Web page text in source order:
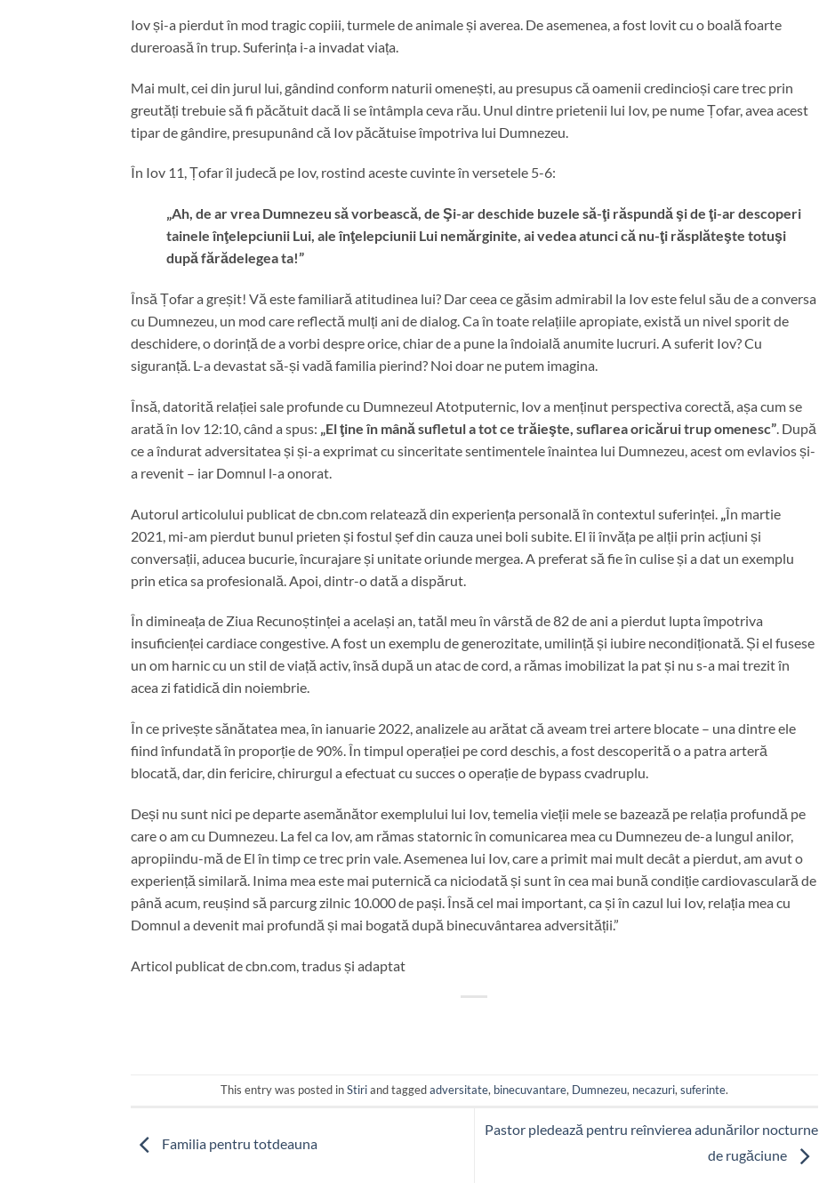
Iov și-a pierdut în mod tragic copiii, turmele de animale și averea. De asemenea, a fost lovit cu o boală foarte
dureroasă în trup. Suferința i-a invadat viața.
Mai mult, cei din jurul lui, gândind conform naturii omenești, au presupus că oamenii credincioși care trec prin
greutăți trebuie să fi păcătuit dacă li se întâmpla ceva rău. Unul dintre prietenii lui Iov, pe nume Țofar, avea acest
tipar de gândire, presupunând că Iov păcătuise împotriva lui Dumnezeu.
În Iov 11, Țofar îl judecă pe Iov, rostind aceste cuvinte în versetele 5-6:
„Ah, de ar vrea Dumnezeu să vorbească, de Şi-ar deschide buzele să-ţi răspundă şi de ţi-ar descoperi
tainele înţelepciunii Lui, ale înţelepciunii Lui nemărginite, ai vedea atunci că nu-ţi răsplăteşte totuşi
după fărădelegea ta!”
Însă Țofar a greșit! Vă este familiară atitudinea lui? Dar ceea ce găsim admirabil la Iov este felul său de a conversa
cu Dumnezeu, un mod care reflectă mulți ani de dialog. Ca în toate relațiile apropiate, există un nivel sporit de
deschidere, o dorință de a vorbi despre orice, chiar de a pune la îndoială anumite lucruri. A suferit Iov? Cu
siguranță. L-a devastat să-și vadă familia pierind? Noi doar ne putem imagina.
Însă, datorită relației sale profunde cu Dumnezeul Atotputernic, Iov a menținut perspectiva corectă, așa cum se
arată în Iov 12:10, când a spus: „El ţine în mână sufletul a tot ce trăieşte, suflarea oricărui trup omenesc” . După
ce a îndurat adversitatea și și-a exprimat cu sinceritate sentimentele înaintea lui Dumnezeu, acest om evlavios și-
a revenit – iar Domnul l-a onorat.
Autorul articolului publicat de cbn.com relatează din experiența personală în contextul suferinței. „În martie
2021, mi-am pierdut bunul prieten și fostul șef din cauza unei boli subite. El îi învăța pe alții prin acțiuni și
conversații, aducea bucurie, încurajare și unitate oriunde mergea. A preferat să fie în culise și a dat un exemplu
prin etica sa profesională. Apoi, dintr-o dată a dispărut.
În dimineața de Ziua Recunoștinței a același an, tatăl meu în vârstă de 82 de ani a pierdut lupta împotriva
insuficienței cardiace congestive. A fost un exemplu de generozitate, umilință și iubire necondiționată. Și el fusese
un om harnic cu un stil de viață activ, însă după un atac de cord, a rămas imobilizat la pat și nu s-a mai trezit în
acea zi fatidică din noiembrie.
În ce privește sănătatea mea, în ianuarie 2022, analizele au arătat că aveam trei artere blocate – una dintre ele
fiind înfundată în proporție de 90%. În timpul operației pe cord deschis, a fost descoperită o a patra arteră
blocată, dar, din fericire, chirurgul a efectuat cu succes o operație de bypass cvadruplu.
Deși nu sunt nici pe departe asemănător exemplului lui Iov, temelia vieții mele se bazează pe relația profundă pe
care o am cu Dumnezeu. La fel ca Iov, am rămas statornic în comunicarea mea cu Dumnezeu de-a lungul anilor,
apropiindu-mă de El în timp ce trec prin vale. Asemenea lui Iov, care a primit mai mult decât a pierdut, am avut o
experiență similară. Inima mea este mai puternică ca niciodată și sunt în cea mai bună condiție cardiovasculară de
până acum, reușind să parcurg zilnic 10.000 de pași. Însă cel mai important, ca și în cazul lui Iov, relația mea cu
Domnul a devenit mai profundă și mai bogată după binecuvântarea adversității.”
Articol publicat de cbn.com, tradus și adaptat
This entry was posted inStiriand taggedadversitate, binecuvantare, Dumnezeu, necazuri, suferinte.
Familia pentru totdeauna
Pastor pledează pentru reînvierea adunărilor nocturne
de rugăciune